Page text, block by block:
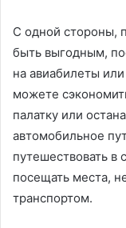
С одной стороны,
быть выгодным,
на авиабилеты
можете
палатку или
автомобильное
путешествовать в
посещать места,
транспортом.